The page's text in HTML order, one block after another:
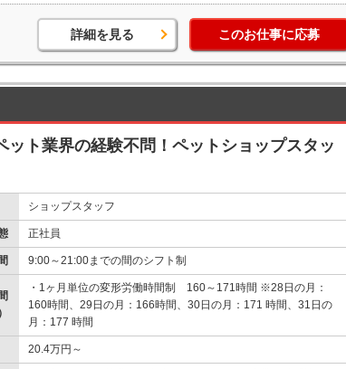
詳細を見る このお仕事に応募
ット業界の経験不問！ペットショップスタッ
ショップスタッフ
正社員
9:00～21:00までの間のシフト制
・1ヶ月単位の変形労働時間制 160～171時間 ※28日の月：
160時間、29日の月：166時間、30日の月：171 時間、31日の
月：177 時間
20.4万円～